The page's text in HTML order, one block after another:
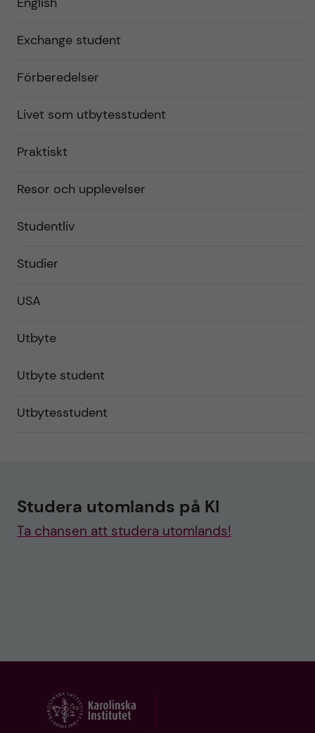
Exchange student
Förberedelser
Livet som utbytesstudent
Praktiskt
Resor och upplevelser
Studentliv
Studier
USA
Utbyte
Utbyte student
Utbytesstudent
Studera utomlands på KI
Ta chansen att studera utomlands!